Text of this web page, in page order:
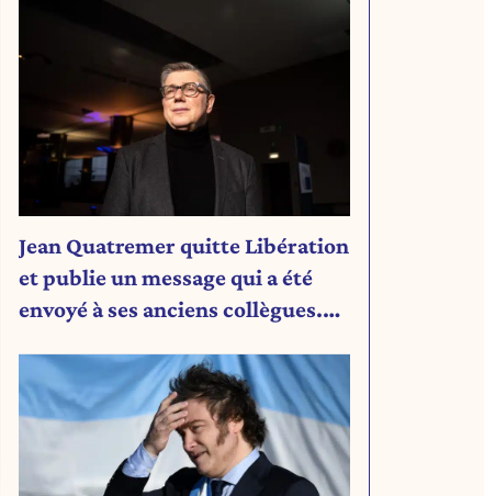
Jean Quatremer quitte Libération
et publie un message qui a été
envoyé à ses anciens collègues.